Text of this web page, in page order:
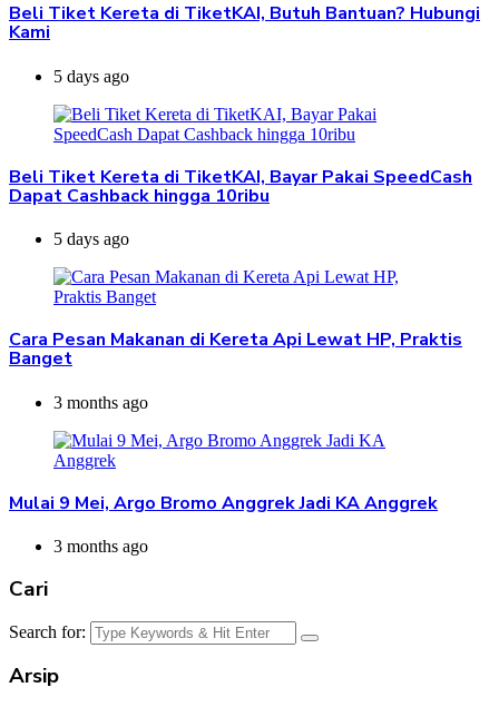
Beli Tiket Kereta di TiketKAI, Butuh Bantuan? Hubungi
Kami
5 days ago
Beli Tiket Kereta di TiketKAI, Bayar Pakai SpeedCash
Dapat Cashback hingga 10ribu
5 days ago
Cara Pesan Makanan di Kereta Api Lewat HP, Praktis
Banget
3 months ago
Mulai 9 Mei, Argo Bromo Anggrek Jadi KA Anggrek
3 months ago
Cari
Search for:
Arsip